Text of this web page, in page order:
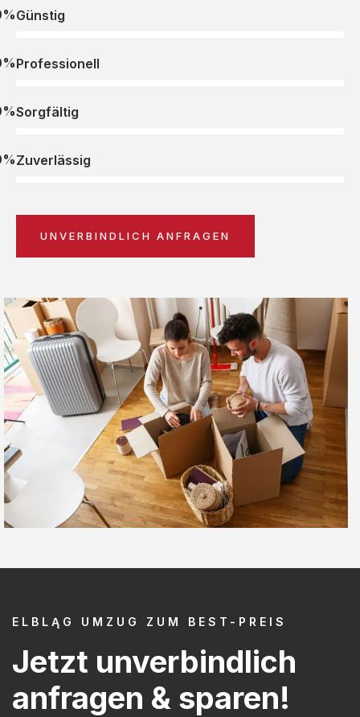
Günstig
Professionell
Sorgfältig
Zuverlässig
UNVERBINDLICH ANFRAGEN
ELBLĄG UMZUG ZUM BEST-PREIS
Jetzt unverbindlich
anfragen & sparen!